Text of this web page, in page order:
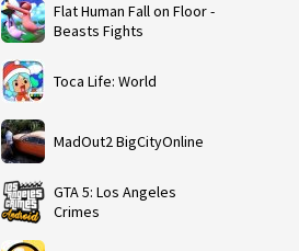
Flat Human Fall on Floor -
Beasts Fights
Toca Life: World
MadOut2 BigCityOnline
GTA 5: Los Angeles
Crimes